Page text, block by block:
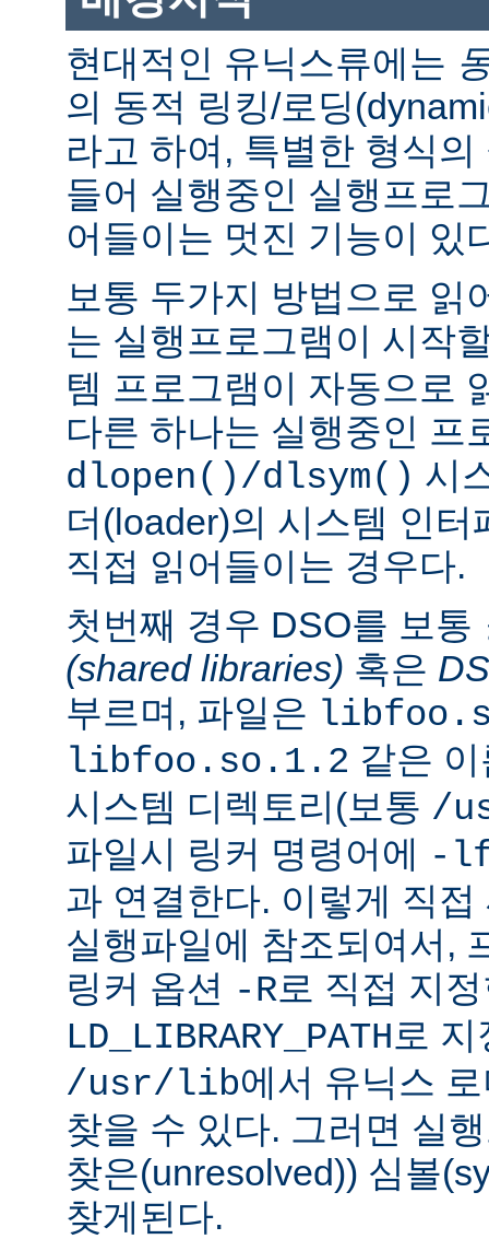
현대적인 유닉스류에는
의 동적 링킹/로딩
라고 하여, 특별한 형식
들어 실행중인 실행프로
어들이는 멋진 기능이 있
보통 두가지 방법으로 읽
는 실행프로그램이 시작
템 프로그램이 자동으로
다른 하나는 실행중인 프
dlopen()/dlsym() 시
더(loader)의 시스템 인
직접 읽어들이는 경우다.
첫번째 경우 DSO를 보통
(shared libraries) 혹은
부르며, 파일은
libfoo.so.1.2 같은
시스템 디렉토리(보통 /
파일시 링커 명령어에
-
과 연결한다. 이렇게 직
실행파일에 참조되여서,
링커 옵션 -R로 직접 지
LD_LIBRARY_PATH 로
/usr/lib에서 유닉스
찾을 수 있다. 그러면 실
찾은(unresolved)) 심볼
찾게된다.